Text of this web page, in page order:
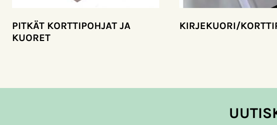
PITKÄT KORTTIPOHJAT JA
KUORET
KIRJEKUORI/